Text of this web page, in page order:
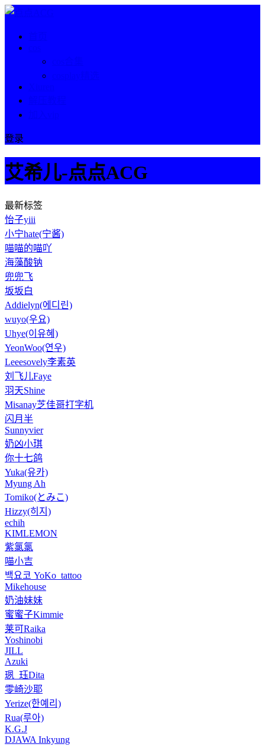
登录
艾希儿-点点ACG
最新标签
怡子yiii
小宁hate(宁酱)
喵喵的喵吖
海藻酸钠
兜兜飞
坂坂白
Addielyn(에디린)
wuyo(우요)
Uhye(이유혜)
YeonWoo(연우)
Leeesovely李素英
刘飞儿Faye
羽天Shine
Misanay芝佳哥打字机
闪月半
Sunnyvier
奶凶小琪
你十七鸽
Yuka(유카)
Myung Ah
Tomiko(とみこ)
Hizzy(히지)
echih
KIMLEMON
紫氯氯
喵小吉
백요코 YoKo_tattoo
Mikehouse
奶油妹妹
蜜蜜子Kimmie
莱可Raika
Yoshinobi
JILL
Azuki
珟_珏Dita
零崎沙耶
Yerize(한예리)
Rua(루아)
K.G.J
DJAWA Inkyung